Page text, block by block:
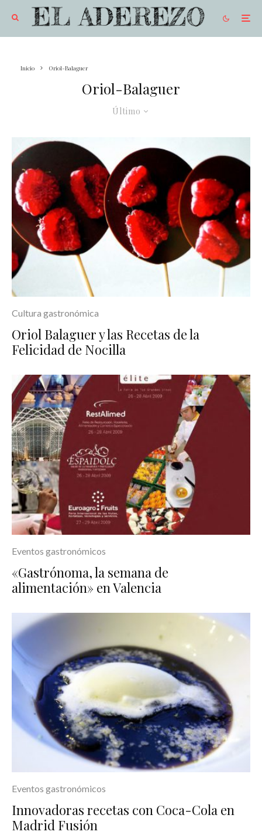
Inicio Oriol-Balaguer
Oriol-Balaguer
Último
Cultura gastronómica
Oriol Balaguer y las Recetas de la
Felicidad de Nocilla
Eventos gastronómicos
«Gastrónoma, la semana de
alimentación» en Valencia
Eventos gastronómicos
Innovadoras recetas con Coca-Cola en
Madrid Fusión